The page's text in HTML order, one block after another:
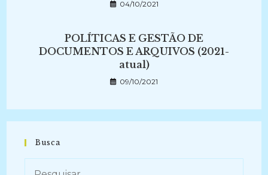
04/10/2021
POLÍTICAS E GESTÃO DE
DOCUMENTOS E ARQUIVOS (2021-
atual)
09/10/2021
Busca